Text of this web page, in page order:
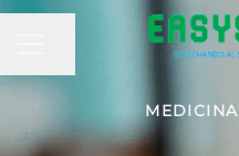
MENÚ DE EMPLEO
Compartir página
MEDICINA